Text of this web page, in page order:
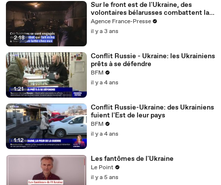
2:18
Sur le front est de l'Ukraine, des
volontaires bélarusses combattent la
"dictature" russe
Agence France-Presse
il y a 3 ans
1:21
Conflit Russie - Ukraine: les Ukrainiens
prêts à se défendre
BFM
il y a 4 ans
1:12
Conflit Russie-Ukraine: des Ukrainiens
fuient l'Est de leur pays
BFM
il y a 4 ans
Les fantômes de l'Ukraine
Le Point
il y a 5 ans